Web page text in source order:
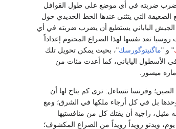
يضرب ضربته في أي موضع على طول القوافل
التي يتثنى عندها الخط الحديدي حول
الجيش الياباني يستطيع أن يضرب ضربته في أي
تعد نفسها لهذا الصراع المحتوم إعداداً
" و "ماگنيتوگورسك"، بحيث يمكن تحويل تلك
الأسطول الياباني، كما أعدت مئات من
ميسور.
وفرنسا تتساءل: ترى كم يتاح لها أن
وحدها بل في كل أرجاء ملكها في الشرق؛ ومع
مثيل، راجية أن يفتك كل من منافستيها
يوم، ويدنو رويداً رويداً من الصراع المكشوف؛